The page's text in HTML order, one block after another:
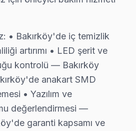
TV Tamiri — Bilmeniz
Güven
• Bakırköy'de iç temizlik
artırımı • LED şerit ve
kontrolü — Bakırköy
anakart SMD
• Yazılım ve
değerlendirmesi —
garanti kapsamı ve